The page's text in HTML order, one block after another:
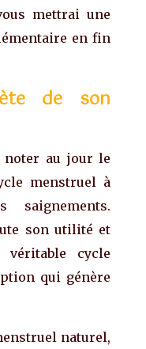
mettrai une
en fin
de son
noter au jour le
menstruel à
son utilité et
cycle
qui génère
naturel,